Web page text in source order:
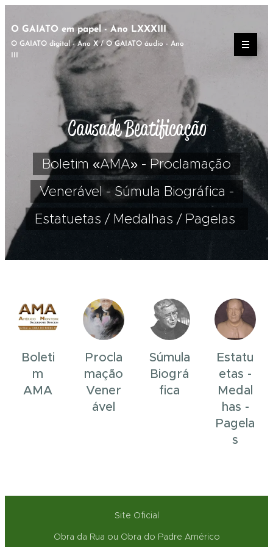
O GAIATO em papel - Ano LXXXIII
O GAIATO digital - Ano X / O GAIATO áudio - Ano
Causa de Beatificação
Boletim «AMA» - Proclamação
Venerável - Súmula Biográfica -
Estatuetas / Medalhas / Pagelas
Boleti
m
AMA
Procla
mação
Vener
ável
Súmula
Biográ
fica
Estatu
etas -
Medal
has -
Pagela
s
Site Oficial
Obra da Rua ou Obra do Padre Américo